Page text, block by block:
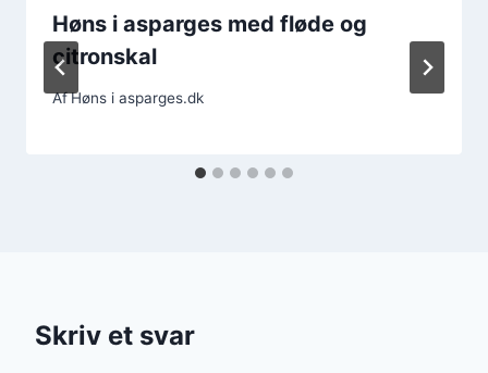
Høns i asparges med fløde og
citronskal
AfHøns i asparges.dk
Skriv et svar